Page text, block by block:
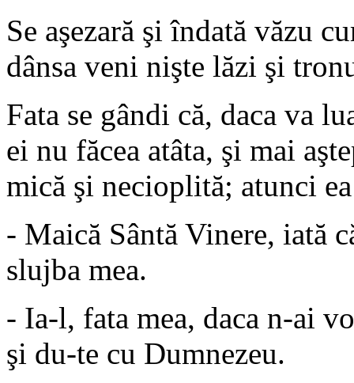
Se aşezară şi îndată văzu
dânsa veni nişte lăzi şi
Fata se gândi că, daca va
ei nu făcea atâta, şi mai
mică şi necioplită; atunci
- Maică Sântă Vinere, iată
slujba mea.
- Ia-l, fata mea, daca n-ai
şi du-te cu Dumnezeu.